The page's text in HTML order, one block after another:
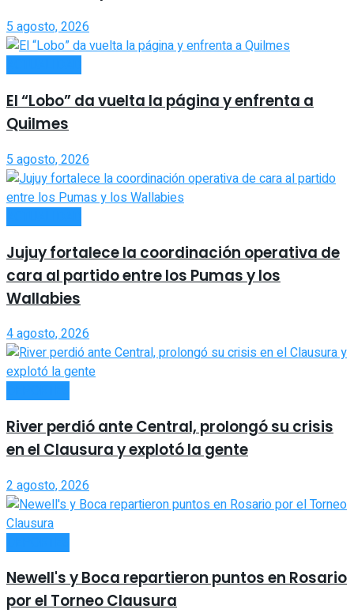
5 agosto, 2026
El “Lobo” da vuelta la página y enfrenta a
Quilmes
5 agosto, 2026
Jujuy fortalece la coordinación operativa de
cara al partido entre los Pumas y los
Wallabies
4 agosto, 2026
River perdió ante Central, prolongó su crisis
en el Clausura y explotó la gente
2 agosto, 2026
Newell's y Boca repartieron puntos en Rosario
por el Torneo Clausura